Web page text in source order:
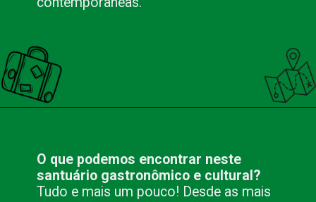
O que podemos encontrar neste
santuário gastronômico e cultural?
Tudo e mais um pouco! Desde as mais